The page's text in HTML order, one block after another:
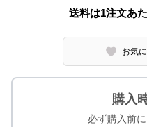
送料は1注文あ
お気
購入
必ず購入前